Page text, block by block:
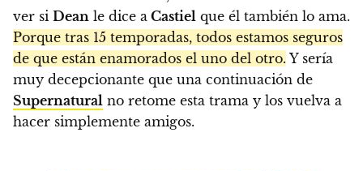
ver si Dean le dice a Castiel que él también lo ama.
Porque tras 15 temporadas, todos estamos seguros
de que están enamorados el uno del otro. Y sería
muy decepcionante que una continuación de
Supernatural no retome esta trama y los vuelva a
hacer simplemente amigos.